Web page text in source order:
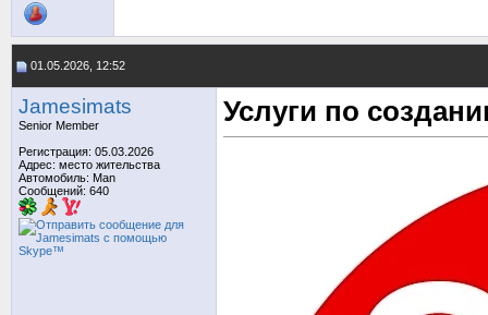
01.05.2026, 12:52
Jamesimats
Senior Member
Регистрация: 05.03.2026
Адрес: место жительства
Автомобиль: Man
Сообщений: 640
Услуги по